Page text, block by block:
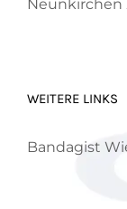
Neunkirchen
WEITERE LINKS
Bandagist